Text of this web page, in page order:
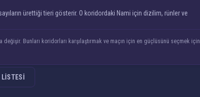
ürettiği tieri gösterir. O koridordaki Nami için dizilim, rünler ve
Bunları koridorları karşılaştırmak ve maçın için en güçlüsünü seçmek için